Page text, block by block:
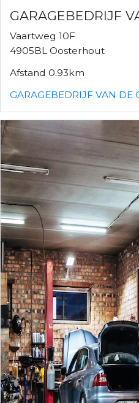
GARAGEBEDRIJF
Vaartweg 10F
4905BL Oosterhout
Afstand 0.93km
GARAGEBEDRIJF VAN DE